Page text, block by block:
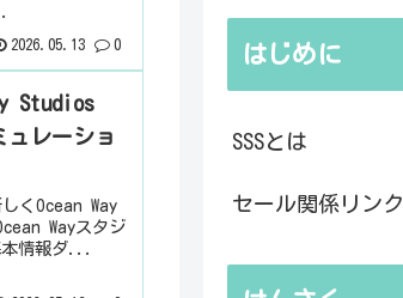
2026.05.13 0
Studios
レーショ
くOcean Way
Wayスタジ
本情報ダ...
はじめに
SSSとは
セール関係リンク